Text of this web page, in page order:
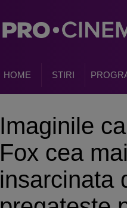
HOME STIRI
Imaginile
Fox cea
insarcinata